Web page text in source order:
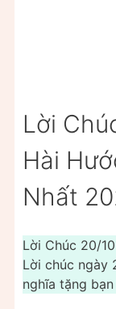
Lời
Hài
Nhất
Lời Chúc 20/
Lời chúc ngày
nghĩa tặng bạn